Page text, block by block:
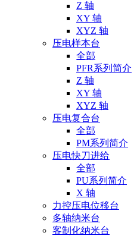
Z 轴
XY 轴
XYZ 轴
压电样本台
全部
PFR系列简介
Z 轴
XY 轴
XYZ 轴
压电复合台
全部
PM系列简介
压电快刀进给
全部
PU系列简介
X 轴
力控压电位移台
多轴纳米台
客制化纳米台